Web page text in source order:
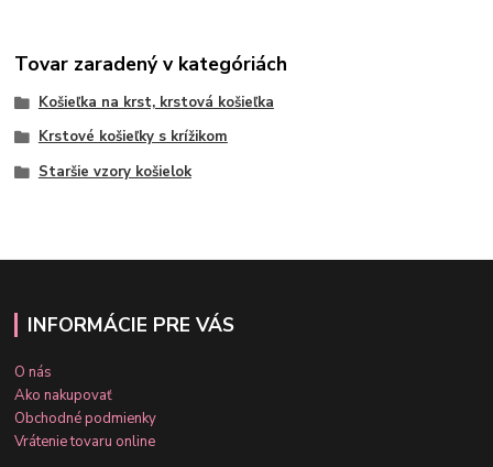
Tovar zaradený v kategóriách
Košieľka na krst, krstová košieľka
Krstové košieľky s krížikom
Staršie vzory košielok
INFORMÁCIE PRE VÁS
O nás
Ako nakupovať
Obchodné podmienky
Vrátenie tovaru online